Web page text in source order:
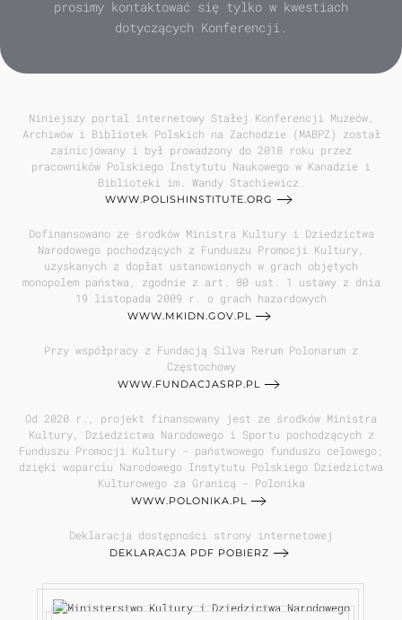
prosimy kontaktować się tylko w kwestiach
dotyczących Konferencji.
Niniejszy portal internetowy Stałej Konferencji Muzeów,
Archiwów i Bibliotek Polskich na Zachodzie (MABPZ) został
zainicjowany i był prowadzony do 2018 roku przez
pracowników Polskiego Instytutu Naukowego w Kanadzie i
Biblioteki im. Wandy Stachiewicz.
WWW.POLISHINSTITUTE.ORG
Dofinansowano ze środków Ministra Kultury i Dziedzictwa
Narodowego pochodzących z Funduszu Promocji Kultury,
uzyskanych z dopłat ustanowionych w grach objętych
monopolem państwa, zgodnie z art. 80 ust. 1 ustawy z dnia
19 listopada 2009 r. o grach hazardowych
WWW.MKIDN.GOV.PL
Przy współpracy z Fundacją Silva Rerum Polonarum z
Częstochowy
WWW.FUNDACJASRP.PL
Od 2020 r., projekt finansowany jest ze środków Ministra
Kultury, Dziedzictwa Narodowego i Sportu pochodzących z
Funduszu Promocji Kultury - państwowego funduszu celowego;
dzięki wsparciu Narodowego Instytutu Polskiego Dziedzictwa
Kulturowego za Granicą - Polonika
WWW.POLONIKA.PL
Deklaracja dostępności strony internetowej
DEKLARACJA PDF POBIERZ